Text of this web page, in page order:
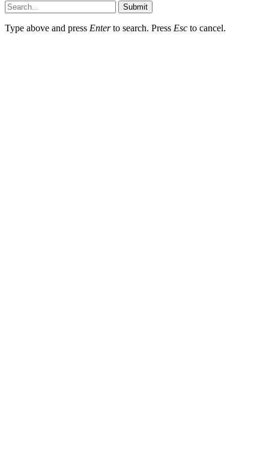
Submit
Type above and press Enterto search. Press Esc to cancel.